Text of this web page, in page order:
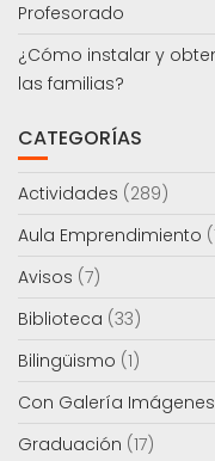
Profesorado
¿Cómo instalar y
las familias?
CATEGORÍAS
Actividades (289)
Aula Emprendimiento
Avisos (7)
Biblioteca (33)
Bilingüismo (1)
Con Galería Imágenes
Graduación (17)